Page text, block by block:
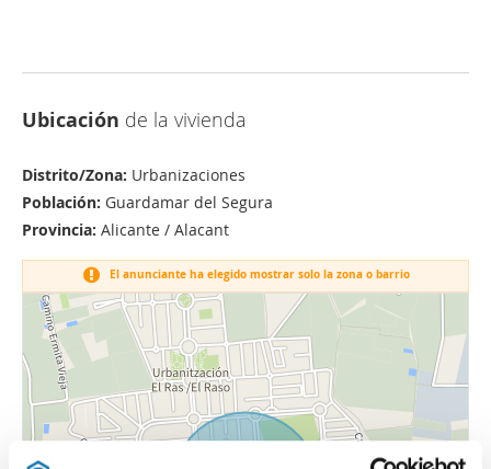
Ubicación de la vivienda
Distrito/Zona: Urbanizaciones
Población: Guardamar del Segura
Provincia: Alicante / Alacant
El anunciante ha elegido mostrar solo la zona o barrio